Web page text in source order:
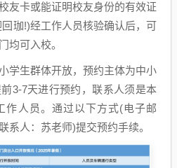
卡或能证明校友身份的有效证
珈!)经工作人员核验确认后，可
均可入校。
生群体开放，预约主体为中小
3-7天进行预约，联系人须是本
作人员。通过以下方式(电子邮
系人：苏老师)提交预约手续。